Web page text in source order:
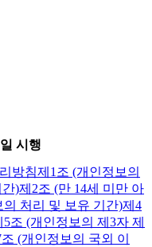
시행
방침제1조 (개인정보의
간)제2조 (만 14세 미만 아
처리 및 보유 기간)제4
5조 (개인정보의 제3자 제
(개인정보의 국외 이